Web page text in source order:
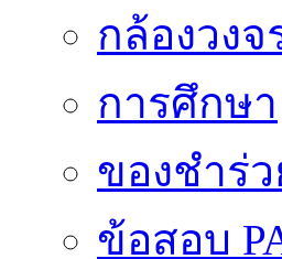
กล้องวง
การศึกษา
ของชำร่
ข้อสอบ